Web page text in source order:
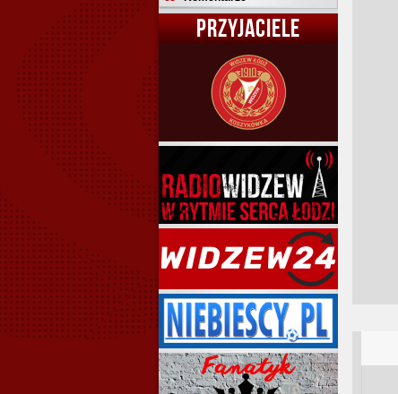
PRZYJACIELE